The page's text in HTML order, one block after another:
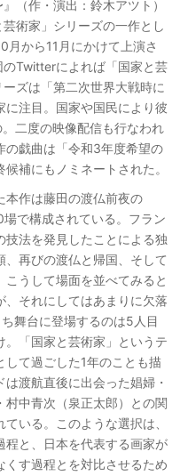
（作・演出：鈴木アツト）
芸術家」シリーズの一作とし
月から11月にかけて上演さ
のTwitterによれば「国家と芸
ズは「第二次世界大戦時に
注目。国家や国民により彼
二度の映像配信も行なわれ
の戯曲は「令和3年度希望の
補にもノミネートされた。
本作は藤田の渡仏前夜の
で構成されている。フラン
技法を発見したことによる独
再びの渡仏と帰国、そして
うして場面を並べてみると
それにしてはあまりに欠落
舞台に登場するのは5人目
「国家と芸術家」というテ
して過ごした1年のことも描
渡航直後に出会った娼婦・
中青次（泉正太郎）との関
いる。このような選択は、
程と、日本を代表する画家が
す過程とを対比させるため